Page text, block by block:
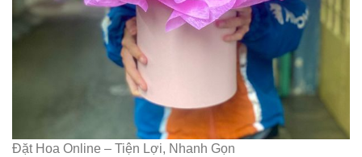
Đặt Hoa Online – Tiện Lợi, Nhanh Gọn